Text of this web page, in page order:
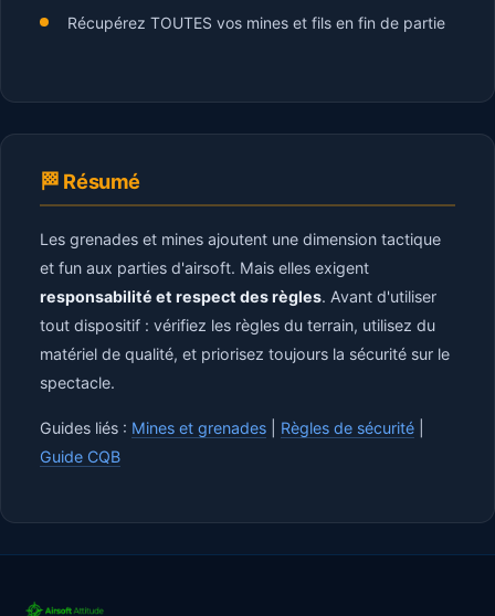
Récupérez TOUTES vos mines et fils en fin de partie
🏁 Résumé
Les grenades et mines ajoutent une dimension tactique
et fun aux parties d'airsoft. Mais elles exigent
responsabilité et respect des règles. Avant d'utiliser
tout dispositif : vérifiez les règles du terrain, utilisez du
matériel de qualité, et priorisez toujours la sécurité sur le
spectacle.
Guides liés : Mines et grenades Règles de sécurité
Guide CQB